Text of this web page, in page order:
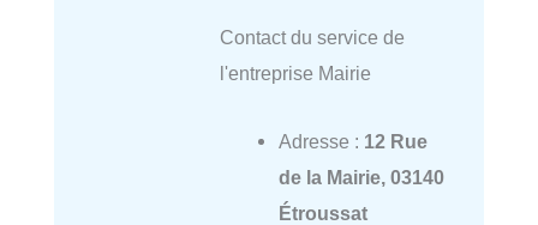
Contact du service de
l'entreprise Mairie
Adresse : 12 Rue
de la Mairie, 03140
Étroussat